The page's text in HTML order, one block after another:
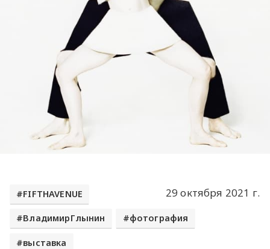
29 октября 2021 г.
FIFTHAVENUE
ВладимирГлынин фотография
выставка